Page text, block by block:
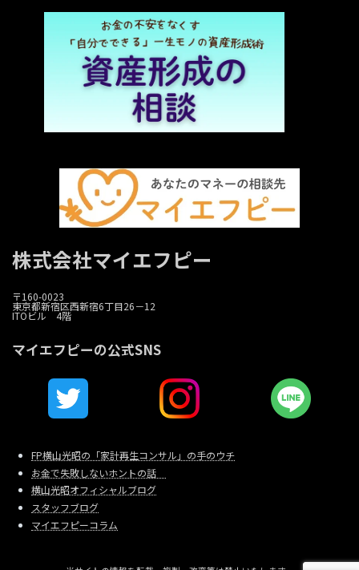
株式会社マイエフピー
〒160-0023
東京都新宿区西新宿6丁目26－12
ITOビル 4階
マイエフピーの公式SNS
FP横山光昭の「家計再生コンサル」の手のウチ
お金で失敗しないホントの話
横山光昭オフィシャルブログ
スタッフブログ
マイエフピーコラム